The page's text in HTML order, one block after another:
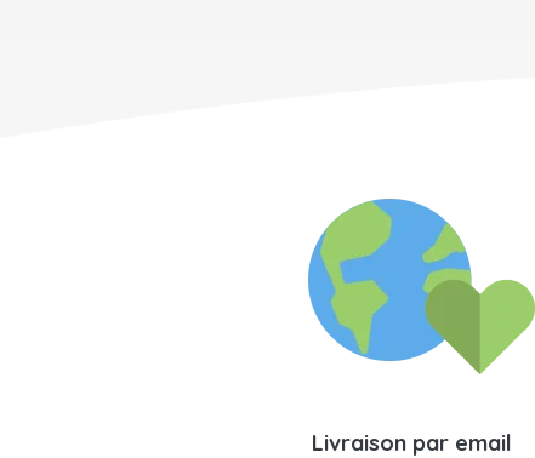
Livraison par email